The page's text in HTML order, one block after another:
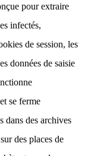
pour extraire
infectés,
de session, les
données de saisie
se ferme
dans des archives
des places de